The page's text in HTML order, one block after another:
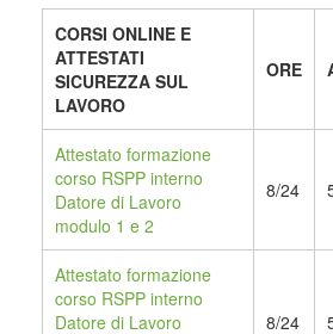
CORSI ONLINE E
ATTESTATI
SICUREZZA SUL
LAVORO
ORE
Attestato formazione
corso RSPP interno
Datore di Lavoro
modulo 1 e 2
8/24
Attestato formazione
corso RSPP interno
Datore di Lavoro
8/24